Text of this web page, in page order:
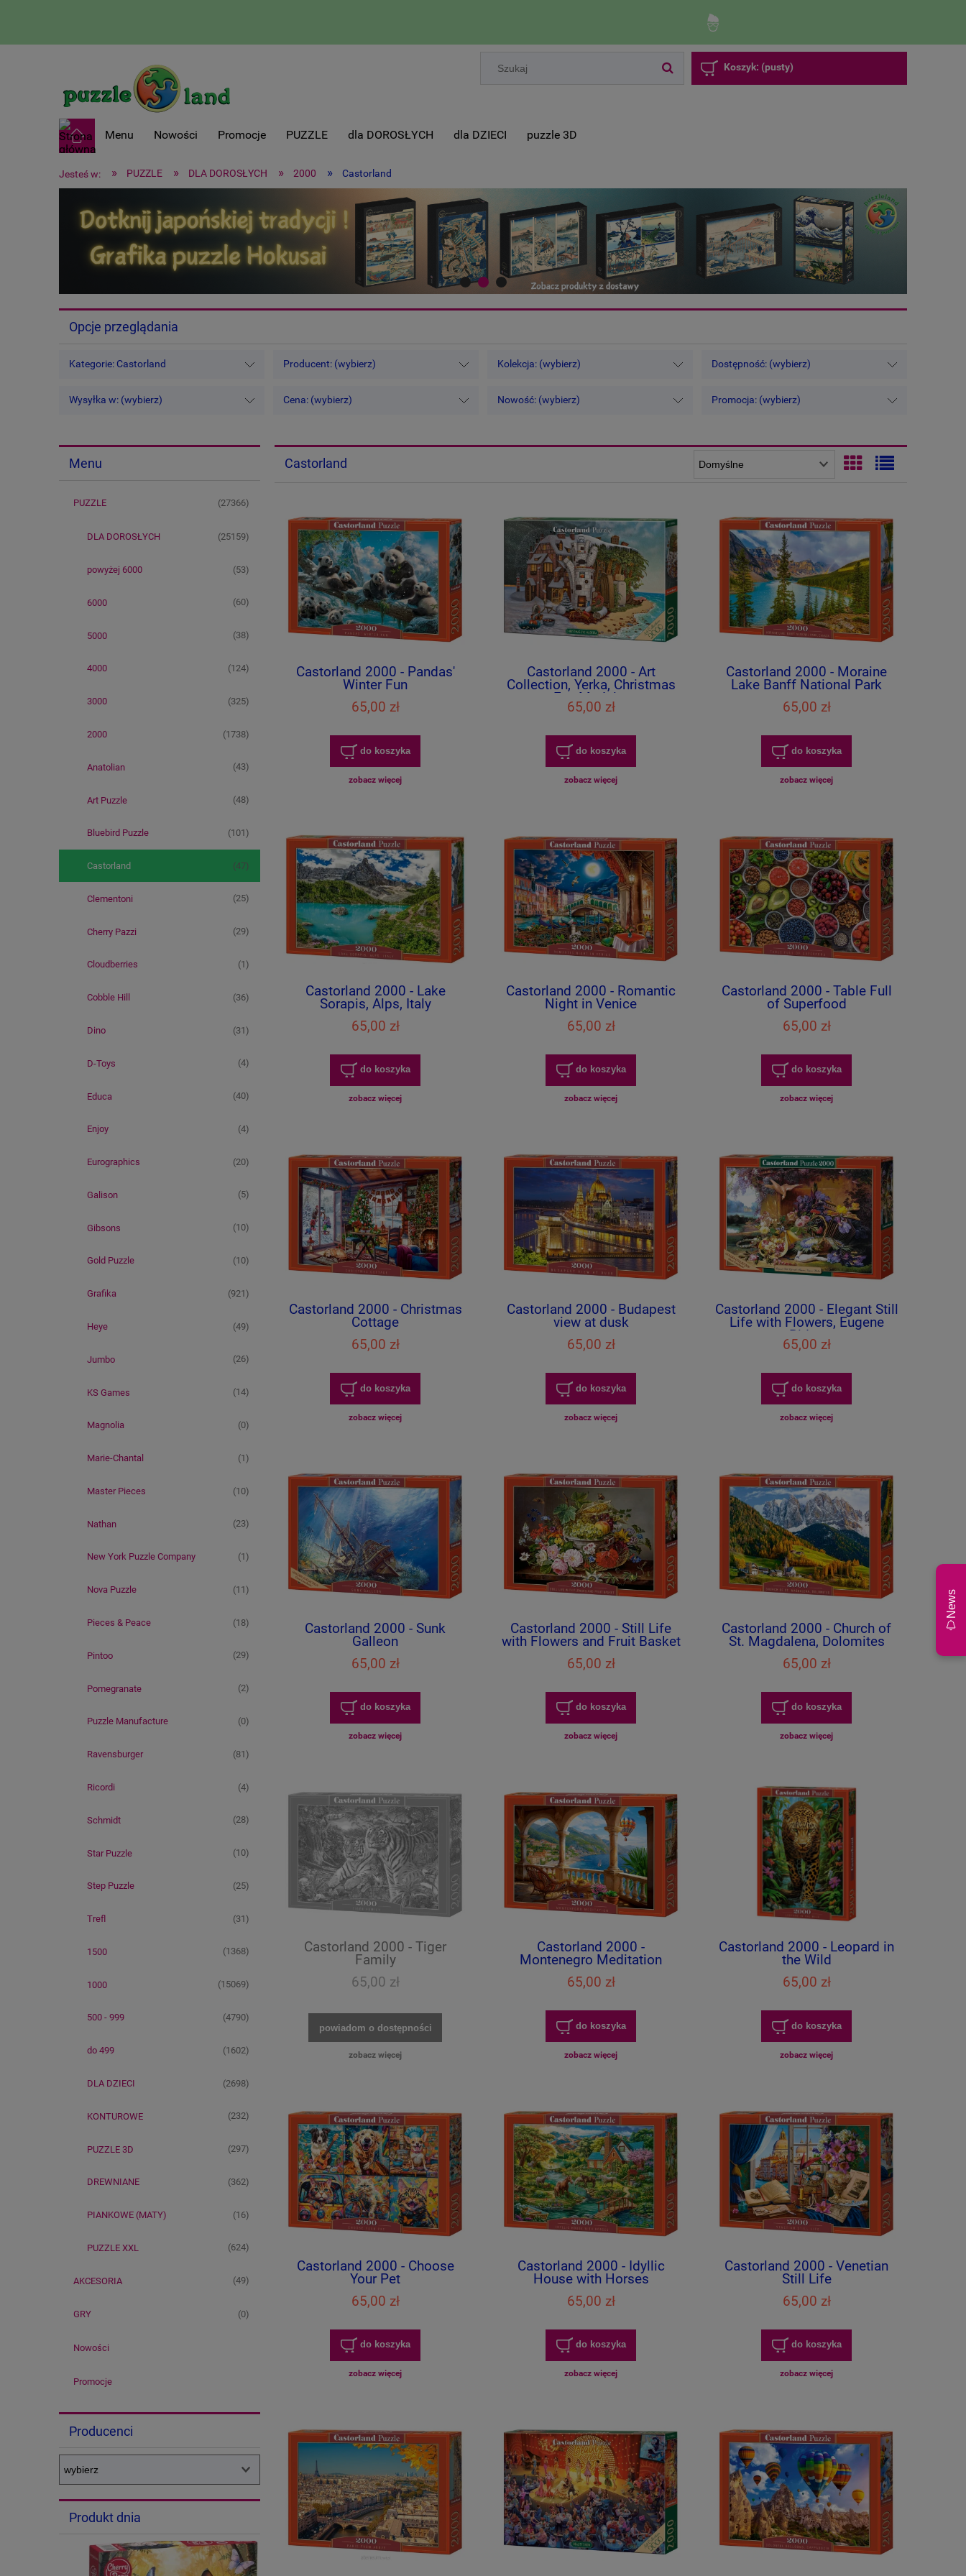
Koszyk: (pusty)
Menu Nowości Promocje PUZZLE dla DOROSŁYCH dla DZIECI puzzle 3D
Jesteś w: » PUZZLE » DLA DOROSŁYCH » 2000 » Castorland
Opcje przeglądania
Kategorie: Castorland Producent: (wybierz) Kolekcja: (wybierz) Dostępność: (wybierz)
Wysyłka w: (wybierz) Cena: (wybierz) Nowość: (wybierz) Promocja: (wybierz)
Menu
PUZZLE (27366)
DLA DOROSŁYCH (25159)
powyżej 6000 (53)
6000 (60)
5000 (38)
4000 (124)
3000 (325)
2000 (1738)
Anatolian (43)
Art Puzzle (48)
Bluebird Puzzle (101)
Castorland (47)
Clementoni (25)
Cherry Pazzi (29)
Cloudberries (1)
Cobble Hill (36)
Dino (31)
D-Toys (4)
Educa (40)
Enjoy (4)
Eurographics (20)
Galison (5)
Gibsons (10)
Gold Puzzle (10)
Grafika (921)
Heye (49)
Jumbo (26)
KS Games (14)
Magnolia (0)
Marie-Chantal (1)
Master Pieces (10)
Nathan (23)
New York Puzzle Company (1)
Nova Puzzle (11)
Pieces & Peace (18)
Pintoo (29)
Pomegranate (2)
Puzzle Manufacture (0)
Ravensburger (81)
Ricordi (4)
Schmidt (28)
Star Puzzle (10)
Step Puzzle (25)
Trefl (31)
1500 (1368)
1000 (15069)
500 - 999 (4790)
do 499 (1602)
DLA DZIECI (2698)
KONTUROWE (232)
PUZZLE 3D (297)
DREWNIANE (362)
PIANKOWE (MATY) (16)
PUZZLE XXL (624)
AKCESORIA (49)
GRY (0)
Nowości
Promocje
Producenci
Produkt dnia
Castorland
Castorland 2000 - Pandas'
Winter Fun
65,00 zł
do koszyka
zobacz więcej
Castorland 2000 - Art
Collection, Yerka, Christmas
Eve Madeira
65,00 zł
do koszyka
zobacz więcej
Castorland 2000 - Moraine
Lake Banff National Park
65,00 zł
do koszyka
zobacz więcej
Castorland 2000 - Lake
Sorapis, Alps, Italy
65,00 zł
do koszyka
zobacz więcej
Castorland 2000 - Romantic
Night in Venice
65,00 zł
do koszyka
zobacz więcej
Castorland 2000 - Table Full
of Superfood
65,00 zł
do koszyka
zobacz więcej
Castorland 2000 - Christmas
Cottage
65,00 zł
do koszyka
zobacz więcej
Castorland 2000 - Budapest
view at dusk
65,00 zł
do koszyka
zobacz więcej
Castorland 2000 - Elegant Still
Life with Flowers, Eugene
Bidau
65,00 zł
do koszyka
zobacz więcej
Castorland 2000 - Sunk
Galleon
65,00 zł
do koszyka
zobacz więcej
Castorland 2000 - Still Life
with Flowers and Fruit Basket
65,00 zł
do koszyka
zobacz więcej
Castorland 2000 - Church of
St. Magdalena, Dolomites
65,00 zł
do koszyka
zobacz więcej
Castorland 2000 - Tiger
Family
65,00 zł
powiadom o dostępności
zobacz więcej
Castorland 2000 -
Montenegro Meditation
65,00 zł
do koszyka
zobacz więcej
Castorland 2000 - Leopard in
the Wild
65,00 zł
do koszyka
zobacz więcej
Castorland 2000 - Choose
Your Pet
65,00 zł
do koszyka
zobacz więcej
Castorland 2000 - Idyllic
House with Horses
65,00 zł
do koszyka
zobacz więcej
Castorland 2000 - Venetian
Still Life
65,00 zł
do koszyka
zobacz więcej
News